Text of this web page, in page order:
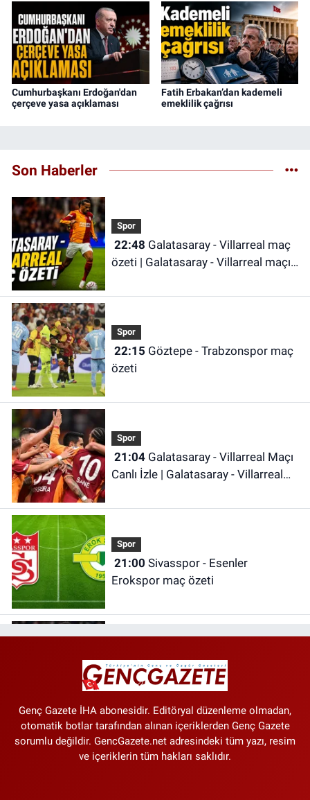
Cumhurbaşkanı Erdoğan'dan
çerçeve yasa açıklaması
Fatih Erbakan’dan kademeli
emeklilik çağrısı
Son Haberler
Spor
22:48
özeti | Galatasaray - Villarreal maçı
Spor
22:15
özeti
Spor
21:04Galatasaray - Villarreal Maçı
Canlı İzle | Galatasaray - Villarreal
Maçı İzle
Spor
21:00
Erokspor maç özeti
20:20Galatasaray - Villarreal maçı
ilk 11’leri belli oldu!
Genç Gazete İHA abonesidir. Editöryal düzenleme olmadan,
otomatik botlar tarafından alınan içeriklerden Genç Gazete
sorumlu değildir. GencGazete.net adresindeki tüm yazı, resim
ve içeriklerin tüm hakları saklıdır.